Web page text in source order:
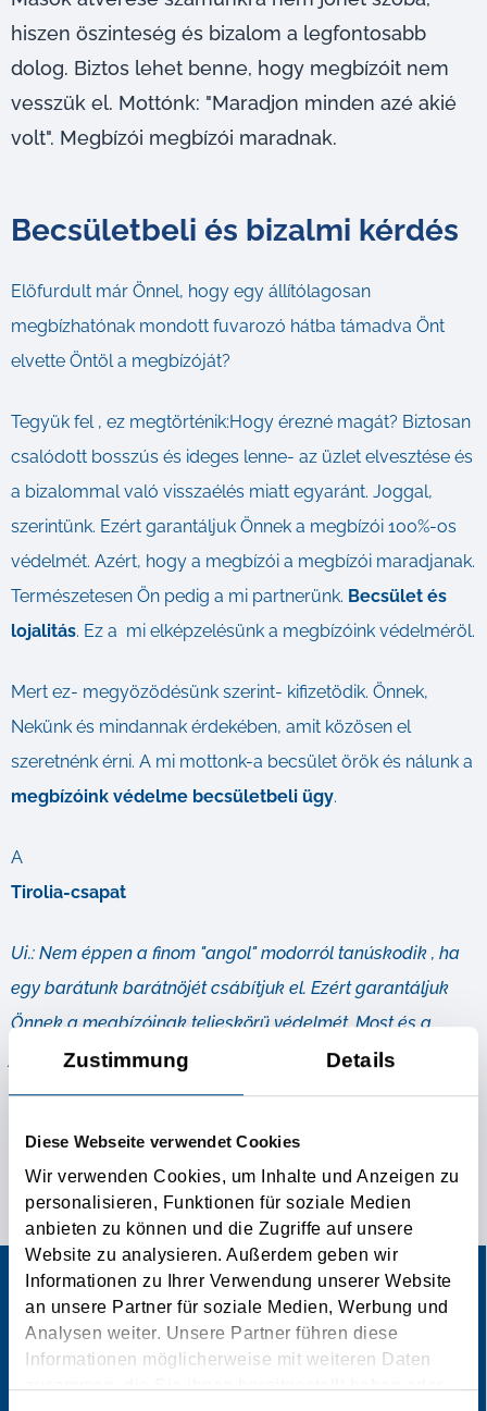
Zustimmung Details
Diese Webseite verwendet Cookies
Wir verwenden Cookies, um Inhalte und Anzeigen zu
personalisieren, Funktionen für soziale Medien
anbieten zu können und die Zugriffe auf unsere
Website zu analysieren. Außerdem geben wir
Informationen zu Ihrer Verwendung unserer Website
an unsere Partner für soziale Medien, Werbung und
Analysen weiter. Unsere Partner führen diese
Informationen möglicherweise mit weiteren Daten
zusammen, die Sie ihnen bereitgestellt haben oder
hiszen öszinteség és bizalom a legfontosabb
dolog. Biztos lehet benne, hogy megbízóit nem
vesszük el. Mottónk: "Maradjon minden azé akié
volt". Megbízói megbízói maradnak.
Becsületbeli és bizalmi kérdés
Elöfurdult már Önnel, hogy egy állítólagosan
megbízhatónak mondott fuvarozó hátba támadva Önt
elvette Öntöl a megbízóját?
Tegyük fel , ez megtörténik:Hogy érezné magát? Biztosan
csalódott bosszús és ideges lenne- az üzlet elvesztése és
a bizalommal való visszaélés miatt egyaránt. Joggal,
szerintünk. Ezért garantáljuk Önnek a megbízói 100%-os
védelmét. Azért, hogy a megbízói a megbízói maradjanak.
Természetesen Ön pedig a mi partnerünk. Becsület és
lojalitás. Ez a mi elképzelésünk a megbízóink védelméröl.
Mert ez- megyözödésünk szerint- kifizetödik. Önnek,
Nekünk és mindannak érdekében, amit közösen el
szeretnénk érni. A mi mottonk-a becsület örök és nálunk a
megbízóink védelme becsületbeli ügy.
A
Tirolia-csapat
Ui.: Nem éppen a finom "angol" modorról tanúskodik , ha
egy barátunk barátnöjét csábítjuk el. Ezért garantáljuk
Önnek a megbízóinak teljeskörü védelmét. Most és a
jövöben.
További információ
FUVARRAL KAPCSOTOS KÍVÁNSÁGAI!